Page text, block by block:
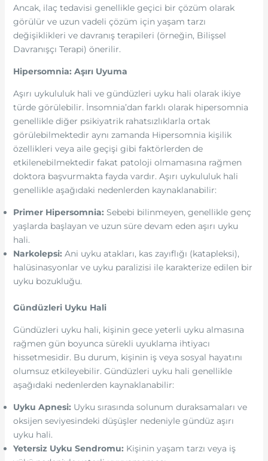
Ancak, ilaç tedavisi genellikle geçici bir çözüm olarak
görülür ve uzun vadeli çözüm için yaşam tarzı
değişiklikleri ve davranış terapileri (örneğin, Bilişsel
Davranışçı Terapi) önerilir.
Hipersomnia: Aşırı Uyuma
Aşırı uykululuk hali ve gündüzleri uyku hali olarak ikiye
türde görülebilir. İnsomnia’dan farklı olarak hipersomnia
genellikle diğer psikiyatrik rahatsızlıklarla ortak
görülebilmektedir aynı zamanda Hipersomnia kişilik
özellikleri veya aile geçişi gibi faktörlerden de
etkilenebilmektedir fakat patoloji olmamasına rağmen
doktora başvurmakta fayda vardır. Aşırı uykululuk hali
genellikle aşağıdaki nedenlerden kaynaklanabilir:
Primer Hipersomnia: Sebebi bilinmeyen, genellikle genç
yaşlarda başlayan ve uzun süre devam eden aşırı uyku
hali.
Narkolepsi: Ani uyku atakları, kas zayıflığı (katapleksi),
halüsinasyonlar ve uyku paralizisi ile karakterize edilen bir
uyku bozukluğu.
Gündüzleri Uyku Hali
Gündüzleri uyku hali, kişinin gece yeterli uyku almasına
rağmen gün boyunca sürekli uyuklama ihtiyacı
hissetmesidir. Bu durum, kişinin iş veya sosyal hayatını
olumsuz etkileyebilir. Gündüzleri uyku hali genellikle
aşağıdaki nedenlerden kaynaklanabilir:
Uyku Apnesi: Uyku sırasında solunum duraksamaları ve
oksijen seviyesindeki düşüşler nedeniyle gündüz aşırı
uyku hali.
Yetersiz Uyku Sendromu: Kişinin yaşam tarzı veya iş